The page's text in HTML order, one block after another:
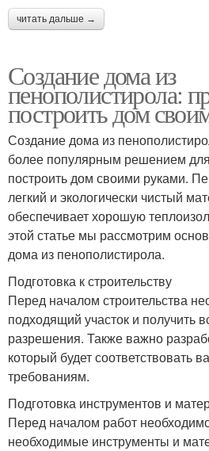
читать дальше →
Создание дома из
пенополистирола:
построить дом
Создание дома из
более популярным решением для
построить дом своими руками.
легкий и экологически чистый
обеспечивает хорошую
этой статье мы рассмотрим
дома из пенополистирола.
Подготовка к строительству
Перед началом строительства
подходящий участок и получить
разрешения. Также важно
который будет соответствовать
требованиям.
Подготовка инструментов и
Перед началом работ
необходимые инструменты и